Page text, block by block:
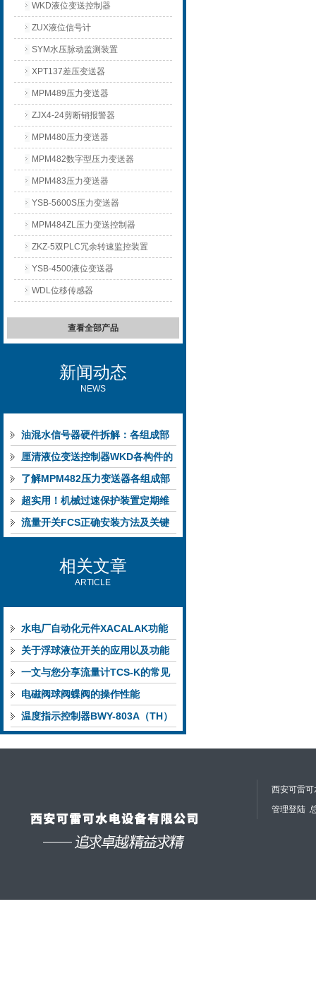
WKD液位变送控制器
ZUX液位信号计
SYM水压脉动监测装置
XPT137差压变送器
MPM489压力变送器
ZJX4-24剪断销报警器
MPM480压力变送器
MPM482数字型压力变送器
MPM483压力变送器
YSB-5600S压力变送器
MPM484ZL压力变送控制器
ZKZ-5双PLC冗余转速监控装置
YSB-4500液位变送器
WDL位移传感器
查看全部产品
新闻动态
NEWS
油混水信号器硬件拆解：各组成部
件的功能特点与性能指标
厘清液位变送控制器WKD各构件的
功能特性稳定完成液位监测
了解MPM482压力变送器各组成部
件功能特点有助于提升选型合理性
超实用！机械过速保护装置定期维
护保养方法大汇总
流量开关FCS正确安装方法及关键
相关文章
ARTICLE
水电厂自动化元件XACALAK功能
分析
关于浮球液位开关的应用以及功能
特性你都了解多少
一文与您分享流量计TCS-K的常见
问题相应解决方法
电磁阀球阀蝶阀的操作性能
温度指示控制器BWY-803A（TH）
说明
西安可雷
管理登陆